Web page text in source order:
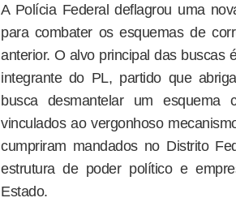
A Polícia Federal deflagrou uma
para combater os esquemas de
anterior. O alvo principal das buscas
integrante do PL, partido que
busca desmantelar um esquema
vinculados ao vergonhoso
cumpriram mandados no Distrito
estrutura de poder político e
Estado.